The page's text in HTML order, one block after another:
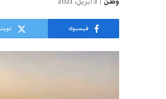
فيسبوك تويتر